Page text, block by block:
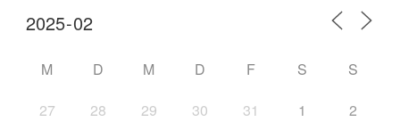
M D M D F S S
27 28 29 30 31 1 2